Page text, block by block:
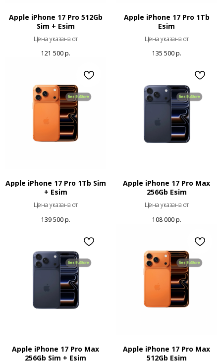
Apple iPhone 17 Pro 512Gb
Sim + Esim
Цена указана от
121 500 р.
Apple iPhone 17 Pro 1Tb
Esim
Цена указана от
135 500 р.
Apple iPhone 17 Pro 1Tb Sim
+ Esim
Цена указана от
139 500 р.
Apple iPhone 17 Pro Max
256Gb Esim
Цена указана от
108 000 р.
Apple iPhone 17 Pro Max
256Gb Sim + Esim
Apple iPhone 17 Pro Max
512Gb Esim